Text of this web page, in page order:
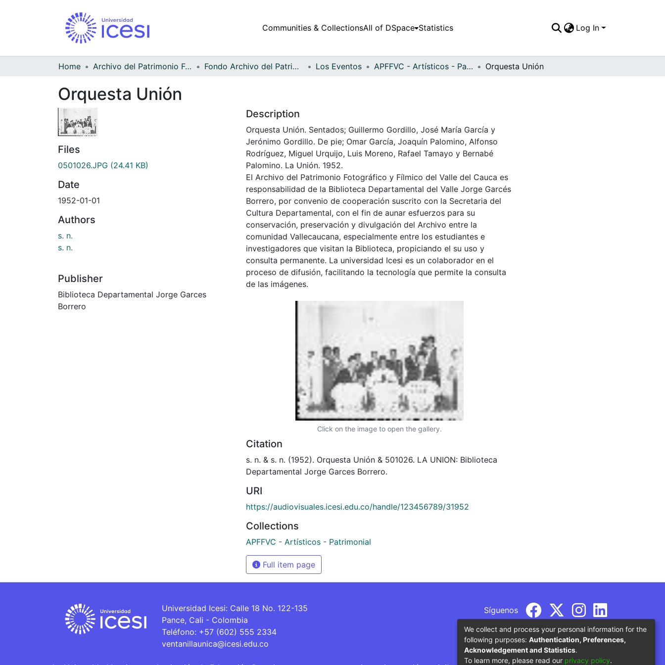
Communities & CollectionsAll of DSpace Statistics Log In
Home Archivo del Patrimonio Fotográfico y Fílmico del Valle del Cauca Fondo Archivo del Patrimonio Fotográfico y Fílmico del Valle del Cauca Los Eventos APFFVC - Artísticos - Patrimonial Orquesta Unión
Orquesta Unión
Files
0501026.JPG (24.41 KB)
Date
1952-01-01
Authors
s. n.
s. n.
Publisher
Biblioteca Departamental Jorge Garces
Borrero
Description
Orquesta Unión. Sentados; Guillermo Gordillo, José María García y
Jerónimo Gordillo. De pie; Omar García, Joaquín Palomino, Alfonso
Rodríguez, Miguel Urquijo, Luis Moreno, Rafael Tamayo y Bernabé
Palomino. La Unión. 1952.
El Archivo del Patrimonio Fotográfico y Fílmico del Valle del Cauca es
responsabilidad de la Biblioteca Departamental del Valle Jorge Garcés
Borrero, por convenio de cooperación suscrito con la Secretaria del
Cultura Departamental, con el fin de aunar esfuerzos para su
conservación, preservación y divulgación del Archivo entre la
comunidad Vallecaucana, especialmente entre los estudiantes e
investigadores que visitan la Biblioteca, propiciando el su uso y
consulta permanente. La universidad Icesi es un colaborador en el
proceso de difusión, facilitando la tecnología que permite la consulta
de las imágenes.
Click on the image to open the gallery.
Citation
s. n. & s. n. (1952). Orquesta Unión & 501026. LA UNION: Biblioteca
Departamental Jorge Garces Borrero.
URI
https://audiovisuales.icesi.edu.co/handle/123456789/31952
Collections
APFFVC - Artísticos - Patrimonial
Full item page
Universidad Icesi: Calle 18 No. 122-135
Pance, Cali - Colombia
Teléfono: +57 (602) 555 2334
ventanillaunica@icesi.edu.co
Síguenos
We collect and process your personal information for the
following purposes: Authentication, Preferences,
Acknowledgement and Statistics.
To learn more, please read our privacy policy.